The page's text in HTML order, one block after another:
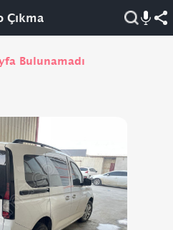
Çıkma
Bulunamadı